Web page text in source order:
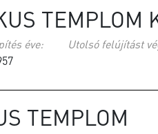
TEMPLOM
éve:
Utolsó felújítást
TEMPLOM